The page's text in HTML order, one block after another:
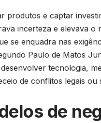
produtos e captar
incerteza e elevava o
se enquadra nas
Paulo de Matos
tecnologia,
de conflitos legais ou
de